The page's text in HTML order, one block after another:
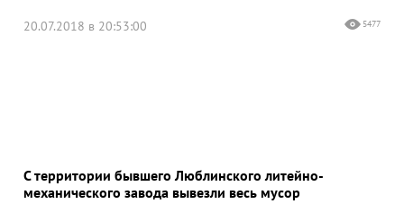
20.07.2018 в 20:53:00 5477
С территории бывшего Люблинского литейно-
механического завода вывезли весь мусор